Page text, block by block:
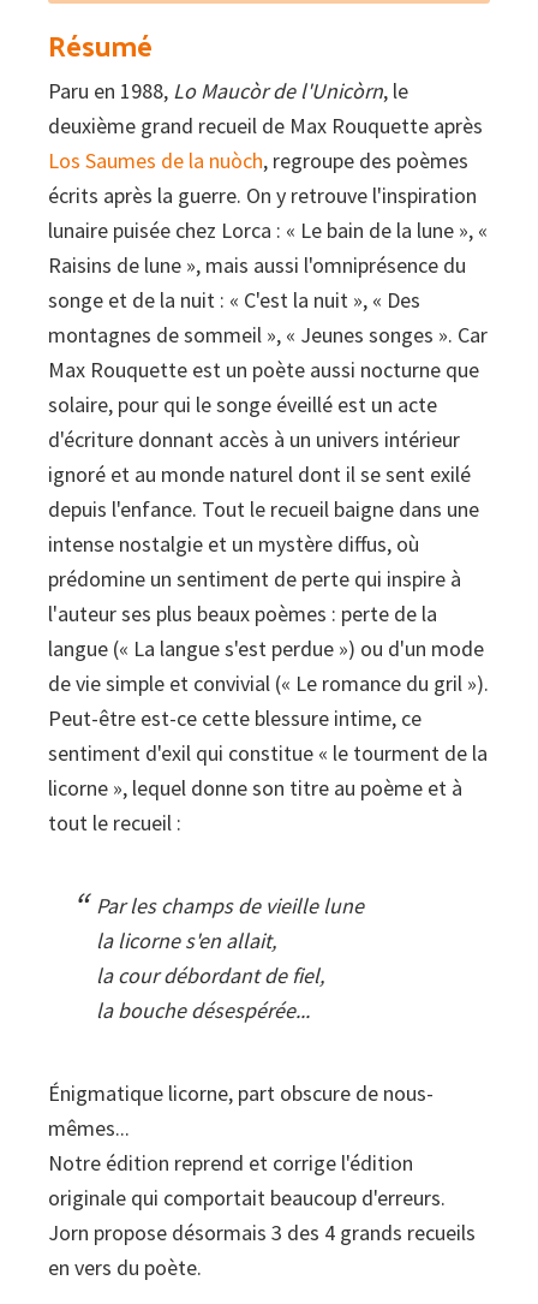
-
Le
tourment
de
la
licorne
Résumé
Paru en 1988, Lo Maucòr de l'Unicòrn, le
deuxième grand recueil de Max Rouquette après
Los Saumes de la nuòch, regroupe des poèmes
écrits après la guerre. On y retrouve l'inspiration
lunaire puisée chez Lorca : « Le bain de la lune », «
Raisins de lune », mais aussi l'omniprésence du
songe et de la nuit : « C'est la nuit », « Des
montagnes de sommeil », « Jeunes songes ». Car
Max Rouquette est un poète aussi nocturne que
solaire, pour qui le songe éveillé est un acte
d'écriture donnant accès à un univers intérieur
ignoré et au monde naturel dont il se sent exilé
depuis l'enfance. Tout le recueil baigne dans une
intense nostalgie et un mystère diffus, où
prédomine un sentiment de perte qui inspire à
l'auteur ses plus beaux poèmes : perte de la
langue (« La langue s'est perdue ») ou d'un mode
de vie simple et convivial (« Le romance du gril »).
Peut-être est-ce cette blessure intime, ce
sentiment d'exil qui constitue « le tourment de la
licorne », lequel donne son titre au poème et à
tout le recueil :
Par les champs de vieille lune
la licorne s'en allait,
la cour débordant de fiel,
la bouche désespérée...
Énigmatique licorne, part obscure de nous-
mêmes...
Notre édition reprend et corrige l'édition
originale qui comportait beaucoup d'erreurs.
Jorn propose désormais 3 des 4 grands recueils
en vers du poète.